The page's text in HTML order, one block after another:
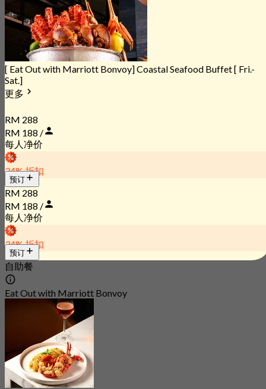
[ Eat Out with Marriott Bonvoy] Coastal Seafood Buffet [ Fri.-
Sat.]
更多
RM 288
RM 188 /
每人净价
34% 折扣
预订
RM 288
RM 188 /
每人净价
34% 折扣
预订
自助餐
Eat Out with Marriott Bonvoy